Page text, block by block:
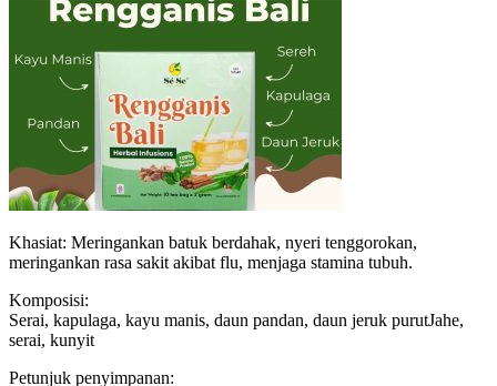
Khasiat: Meringankan batuk berdahak, nyeri tenggorokan,
meringankan rasa sakit akibat flu, menjaga stamina tubuh.
Komposisi:
Serai, kapulaga, kayu manis, daun pandan, daun jeruk purutJahe,
serai, kunyit
Petunjuk penyimpanan: